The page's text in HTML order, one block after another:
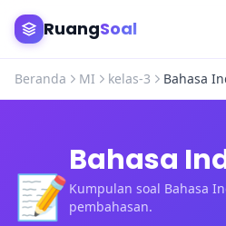
RuangSoal
Beranda MI kelas-3 Bahasa
📝
Bahasa
Kumpulan soal Bahasa
pembahasan.